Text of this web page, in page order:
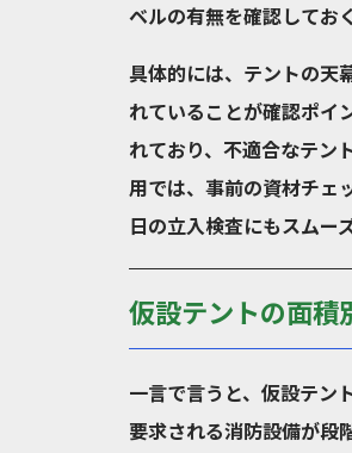
ベルの有無を確認してお
具体的には、テントの天
れていることが確認ポイ
れており、不適合なテン
用では、事前の資材チェ
日の立入検査にもスムー
仮設テントの面積
一言で言うと、仮設テン
要求される消防設備が段